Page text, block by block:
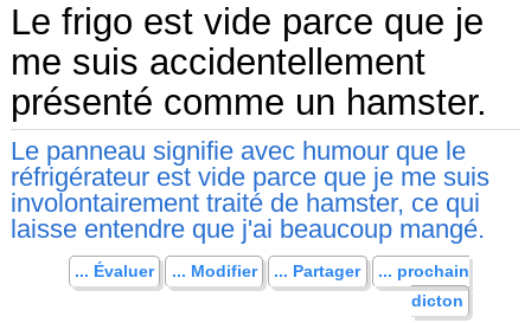
Le frigo est vide parce que je
me suis accidentellement
présenté comme un hamster.
Le panneau signifie avec humour que le
réfrigérateur est vide parce que je me suis
involontairement traité de hamster, ce qui
laisse entendre que j'ai beaucoup mangé.
... Évaluer ... Modifier ... Partager
... prochain
dicton